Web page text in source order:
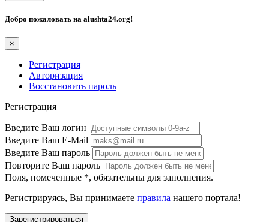
Добро пожаловать на alushta24.org!
×
Регистрация
Авторизация
Восстановить пароль
Регистрация
Введите Ваш логин
Введите Ваш E-Mail
Введите Ваш пароль
Повторите Ваш пароль
Поля, помеченные *, обязательны для заполнения.
Регистрируясь, Вы принимаете правила нашего портала!